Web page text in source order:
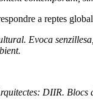
a reptes
Evoca
DIIR.